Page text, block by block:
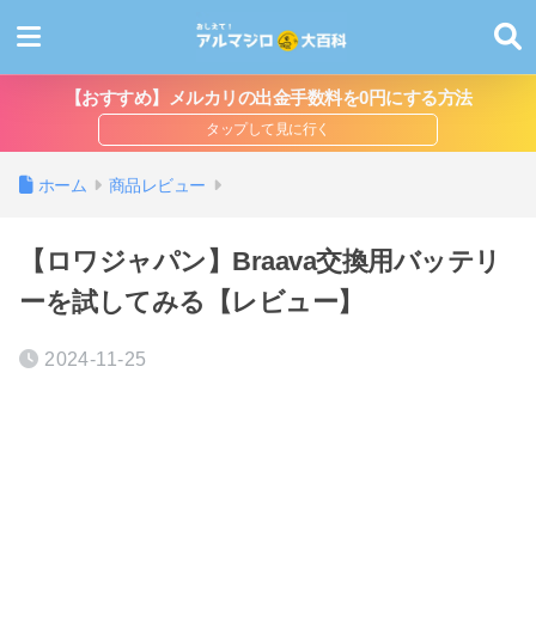
【おすすめ】メルカリの出金手数料を0円にする方法
ホーム 商品レビュー
【ロワジャパン】Braava交換用バッテリ
ーを試してみる【レビュー】
2024-11-25